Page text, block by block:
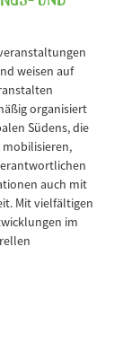
weisen auf
organisiert
Südens, die
auch mit
Mit vielfältigen
im